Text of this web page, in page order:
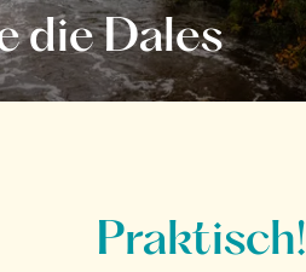
die Dales
Praktisch!